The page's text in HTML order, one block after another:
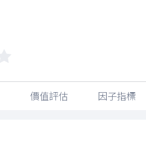
價值評估 因子指標